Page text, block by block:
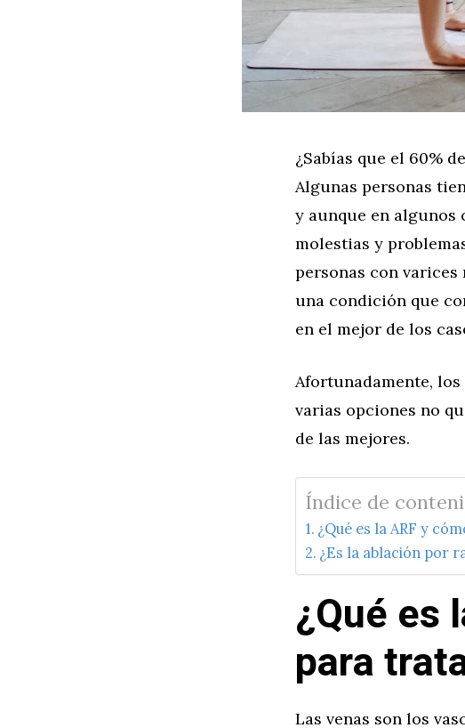
¿Sabías que el 60%
Algunas personas
y aunque en algunos
molestias y
personas con
una condición que
en el mejor de los
Afortunadamente,
varias opciones no
de las mejores.
Índice de
¿Qué es la ARF y
¿Es la ablación por
¿Qué es
para
Las venas son los